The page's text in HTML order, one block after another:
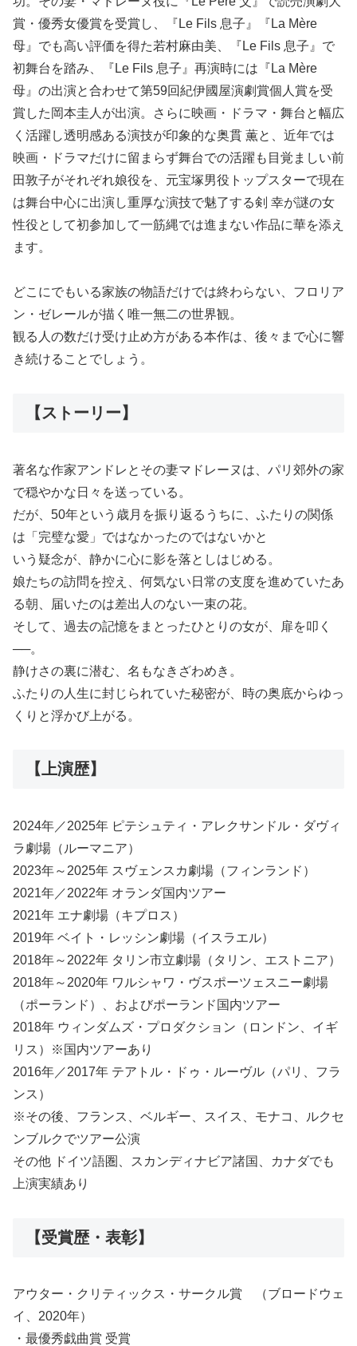
賞・優秀女優賞を受賞し、『Le Fils 息子』『La Mère
母』でも高い評価を得た若村麻由美、『Le Fils 息子』で
初舞台を踏み、『Le Fils 息子』再演時には『La Mère
母』の出演と合わせて第59回紀伊國屋演劇賞個人賞を受
賞した岡本圭人が出演。さらに映画・ドラマ・舞台と幅広
く活躍し透明感ある演技が印象的な奥貫 薫と、近年では
映画・ドラマだけに留まらず舞台での活躍も目覚ましい前
田敦子がそれぞれ娘役を、元宝塚男役トップスターで現在
は舞台中心に出演し重厚な演技で魅了する剣 幸が謎の女
性役として初参加して一筋縄では進まない作品に華を添え
ます。
どこにでもいる家族の物語だけでは終わらない、フロリア
ン・ゼレールが描く唯一無二の世界観。
観る人の数だけ受け止め方がある本作は、後々まで心に響
き続けることでしょう。
【ストーリー】
著名な作家アンドレとその妻マドレーヌは、パリ郊外の家
で穏やかな日々を送っている。
だが、50年という歳月を振り返るうちに、ふたりの関係
は「完璧な愛」ではなかったのではないかと
いう疑念が、静かに心に影を落としはじめる。
娘たちの訪問を控え、何気ない日常の支度を進めていたあ
る朝、届いたのは差出人のない一束の花。
そして、過去の記憶をまとったひとりの女が、扉を叩く
──。
静けさの裏に潜む、名もなきざわめき。
ふたりの人生に封じられていた秘密が、時の奥底からゆっ
くりと浮かび上がる。
【上演歴】
2024年／2025年 ピテシュティ・アレクサンドル・ダヴィ
ラ劇場（ルーマニア）
2023年～2025年 スヴェンスカ劇場（フィンランド）
2021年／2022年 オランダ国内ツアー
2021年 エナ劇場（キプロス）
2019年 ベイト・レッシン劇場（イスラエル）
2018年～2022年 タリン市立劇場（タリン、エストニア）
2018年～2020年 ワルシャワ・ヴスポーツェスニー劇場
（ポーランド）、およびポーランド国内ツアー
2018年 ウィンダムズ・プロダクション（ロンドン、イギ
リス）※国内ツアーあり
2016年／2017年 テアトル・ドゥ・ルーヴル（パリ、フラ
ンス）
※その後、フランス、ベルギー、スイス、モナコ、ルクセ
ンブルクでツアー公演
その他 ドイツ語圏、スカンディナビア諸国、カナダでも
上演実績あり
【受賞歴・表彰】
アウター・クリティックス・サークル賞 （ブロードウェ
イ、2020年）
・最優秀戯曲賞 受賞